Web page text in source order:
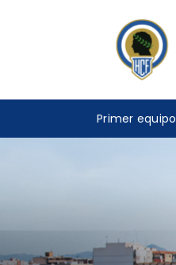
Primer equipo